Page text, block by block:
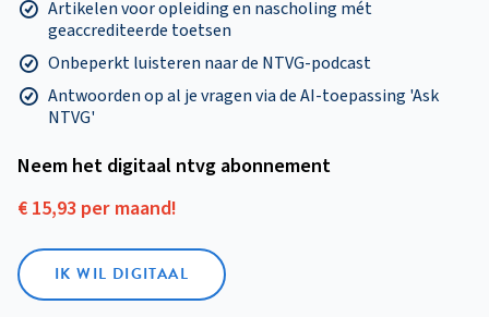
Artikelen voor opleiding en nascholing mét
geaccrediteerde toetsen
Onbeperkt luisteren naar de NTVG-podcast
Antwoorden op al je vragen via de AI-toepassing 'Ask
NTVG'
Neem het digitaal ntvg abonnement
€ 15,93 per maand!
IK WIL DIGITAAL